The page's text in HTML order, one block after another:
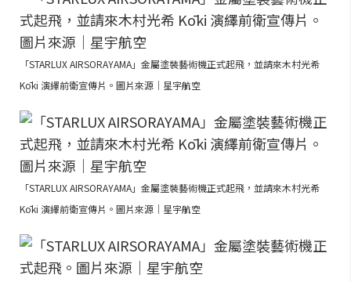
「STARLUX AIRSORAYAMA」金屬塗裝藝術機正式起飛，並請來木村光希
Kōki 演繹前衛宣傳片。圖片來源｜星宇航空
「STARLUX AIRSORAYAMA」金屬塗裝藝術機正式起飛，並請來木村光希
Kōki 演繹前衛宣傳片。圖片來源｜星宇航空